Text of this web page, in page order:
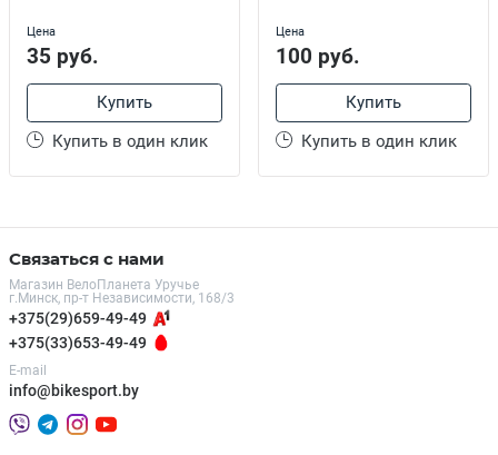
Цена
35 руб.
Купить
Купить в один клик
Цена
100 руб.
Купить
Купить в один клик
Связаться с нами
Магазин ВелоПланета Уручье
г.Минск, пр-т Независимости, 168/3
+375(29)659-49-49
+375(33)653-49-49
E-mail
info@bikesport.by